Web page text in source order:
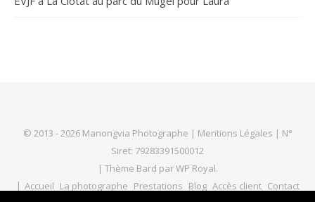
© 2013 - 2026 Manongvia Photographe | Mentions Légales | N°
Siret: 79283391500012
| Thème Bard parWP Royal.
Accueil La photographe Prestations Blog Accès client Contact